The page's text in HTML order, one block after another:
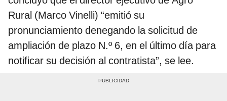
Rural (Marco Vinelli) “emitió su
pronunciamiento denegando la solicitud de
ampliación de plazo N.º 6, en el último día para
notificar su decisión al contratista”, se lee.